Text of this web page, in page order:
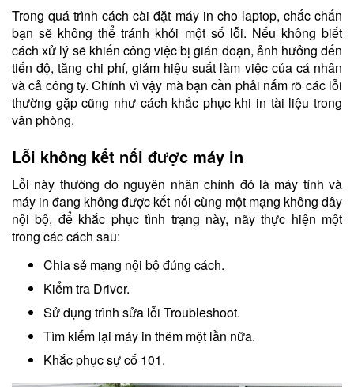
Trong quá trình cách cài đặt máy in cho laptop, chắc chắn
bạn sẽ không thể tránh khỏi một số lỗi. Nếu không biết
cách xử lý sẽ khiến công việc bị gián đoạn, ảnh hưởng đến
tiến độ, tăng chi phí, giảm hiệu suất làm việc của cá nhân
và cả công ty. Chính vì vậy mà bạn cần phải nắm rõ các lỗi
thường gặp cũng như cách khắc phục khi in tài liệu trong
văn phòng.
Lỗi không kết nối được máy in
Lỗi này thường do nguyên nhân chính đó là máy tính và
máy in đang không được kết nối cùng một mạng không dây
nội bộ, để khắc phục tình trạng này, nãy thực hiện một
trong các cách sau:
Chia sẻ mạng nội bộ đúng cách.
Kiểm tra Driver.
Sử dụng trình sửa lỗi Troubleshoot.
Tìm kiếm lại máy in thêm một lần nữa.
Khắc phục sự cố 101.